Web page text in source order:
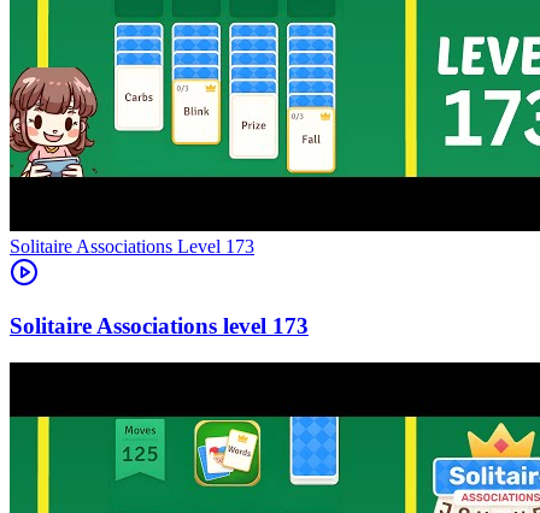
Level 173
173